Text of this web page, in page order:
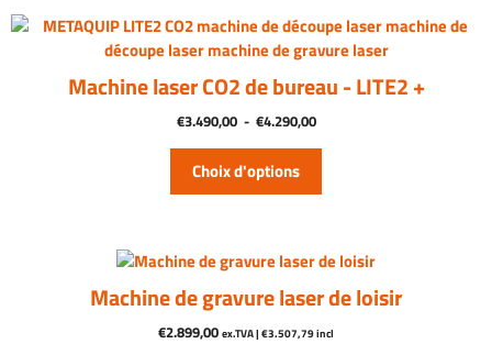
Machine laser CO2 de bureau - LITE2 +
€3.490,00 - €4.290,00Plage
à
290,00
€
Choix d'options
Le
Machine de gravure laser de loisir
€2.899,00 ex.TVA | €3.507,79incl